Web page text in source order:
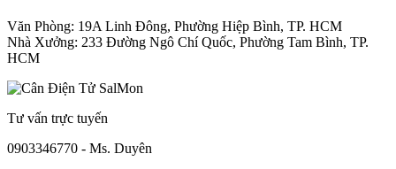
Văn Phòng: 19A Linh Đông, Phường Hiệp Bình, TP. HCM
Nhà Xưởng: 233 Đường Ngô Chí Quốc, Phường Tam Bình, TP.
HCM
Tư vấn trực tuyến
0903346770 - Ms. Duyên